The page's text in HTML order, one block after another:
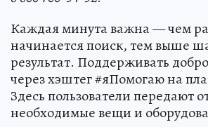
Каждая минута важна — чем
начинается поиск, тем выше
результат. Поддерживать
через хэштег #яПомогаю на
Здесь пользователи передают
необходимые вещи и